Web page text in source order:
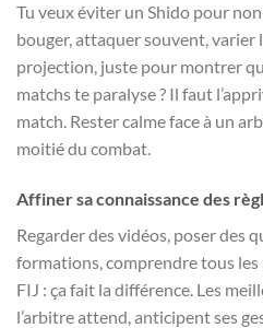
Tu veux éviter un Shido pour
bouger, attaquer souvent, varier
projection, juste pour montrer
matchs te paralyse ? Il faut
match. Rester calme face à un
moitié du combat.
Affiner sa connaissance des
Regarder des vidéos, poser des
formations, comprendre tous
FIJ : ça fait la différence. Les
l’arbitre attend, anticipent ses